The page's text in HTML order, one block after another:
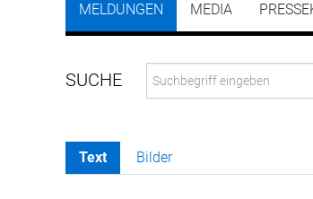
MELDUNGEN MEDIA
Text Bilder